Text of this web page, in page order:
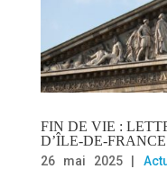
FIN DE VIE :
D’ÎLE-DE-FRANCE
26 mai 2025